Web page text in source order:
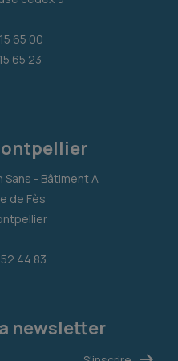
65 00
65 23
Sans - Bâtiment A
de Fès
44 83
newsletter